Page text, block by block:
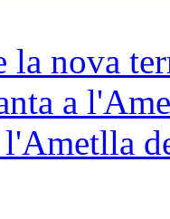
la nova
a
l'Ametlla